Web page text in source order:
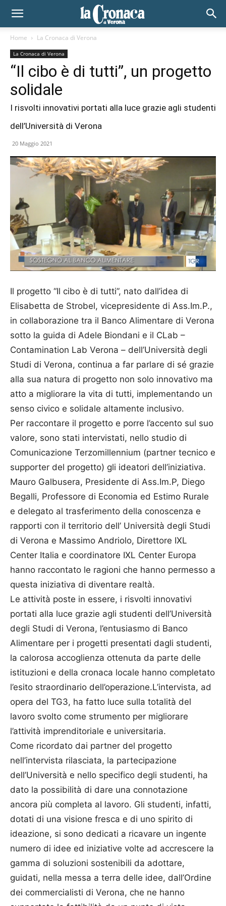
Home La Cronaca di Verona
La Cronaca di Verona
“Il cibo è di tutti”, un progetto
solidale
I risvolti innovativi portati alla luce grazie agli studenti
dell’Università di Verona
20 Maggio 2021
Il progetto “Il cibo è di tutti”, nato dall’idea di
Elisabetta de Strobel, vicepresidente di Ass.Im.P.,
in collaborazione tra il Banco Alimentare di Verona
sotto la guida di Adele Biondani e il CLab –
Contamination Lab Verona – dell’Università degli
Studi di Verona, continua a far parlare di sé grazie
alla sua natura di progetto non solo innovativo ma
atto a migliorare la vita di tutti, implementando un
senso civico e solidale altamente inclusivo.
Per raccontare il progetto e porre l’accento sul suo
valore, sono stati intervistati, nello studio di
Comunicazione Terzomillennium (partner tecnico e
supporter del progetto) gli ideatori dell’iniziativa.
Mauro Galbusera, Presidente di Ass.Im.P, Diego
Begalli, Professore di Economia ed Estimo Rurale
e delegato al trasferimento della conoscenza e
rapporti con il territorio dell’ Università degli Studi
di Verona e Massimo Andriolo, Direttore IXL
Center Italia e coordinatore IXL Center Europa
hanno raccontato le ragioni che hanno permesso a
questa iniziativa di diventare realtà.
Le attività poste in essere, i risvolti innovativi
portati alla luce grazie agli studenti dell’Università
degli Studi di Verona, l’entusiasmo di Banco
Alimentare per i progetti presentati dagli studenti,
la calorosa accoglienza ottenuta da parte delle
istituzioni e della cronaca locale hanno completato
l’esito straordinario dell’operazione.L’intervista, ad
opera del TG3, ha fatto luce sulla totalità del
lavoro svolto come strumento per migliorare
l’attività imprenditoriale e universitaria.
Come ricordato dai partner del progetto
nell’intervista rilasciata, la partecipazione
dell’Università e nello specifico degli studenti, ha
dato la possibilità di dare una connotazione
ancora più completa al lavoro. Gli studenti, infatti,
dotati di una visione fresca e di uno spirito di
ideazione, si sono dedicati a ricavare un ingente
numero di idee ed iniziative volte ad accrescere la
gamma di soluzioni sostenibili da adottare,
guidati, nella messa a terra delle idee, dall’Ordine
dei commercialisti di Verona, che ne hanno